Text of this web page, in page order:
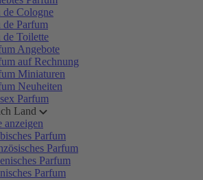
de Cologne
de Parfum
de Toilette
Angebote
auf Rechnung
Miniaturen
Neuheiten
Parfum
Land
anzeigen
Parfum
Parfum
Parfum
Parfum